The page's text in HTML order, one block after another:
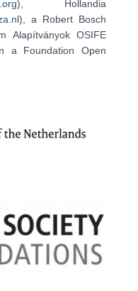
), Hollandia
), a Robert Bosch
Alapítványok OSIFE
a Foundation Open